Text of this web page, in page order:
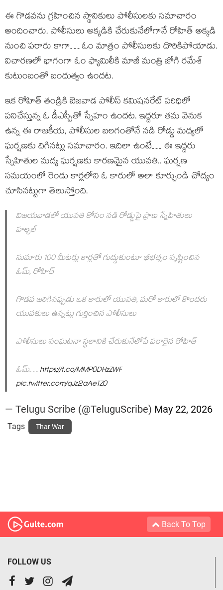
ఈ గొడవను గ్రహించిన స్థానికులు పోలీసులకు సమాచారం
అందించారు. పోలీసులు అక్కడికి చేరుకునేలోగానే రోహిత్ అక్కడి
నుంచి పరారు కాగా… ఓం మాత్రం పోలీసులకు దొరికిపోయాడు.
విచారణలో భాగంగా ఓం ఫ్యామిలీకి మాజీ మంత్రి జోగి రమేశ్
కుటుంబంతో బంధుత్వం ఉందట.
ఇక రోహిత్ తండ్రికి బెజవాడ పోలీస్ కమిషనరేట్ పరిధిలో
పనిచేస్తున్న ఓ డీఎస్పీతో స్నేహం ఉందట. ఇద్దరూ తమ వెనుక
ఉన్న ఈ రాజకీయ, పోలీసుల బలగంతోనే నడి రోడ్డు మధ్యలో
ఘర్షణకు దిగినట్లు సమాచారం. ఇదిలా ఉంటే… ఈ ఇద్దరు
స్నేహితుల మద్య ఘర్షణకు కారణమైన యువతి.. ఘర్షణ
సమయంలో రెండు కార్లలోని ఓ కారులో అలా కూర్చుండి చోద్యం
చూసినట్టుగా తెలుస్తోంది.
విజయవాడలో యువతి కోసం నడి రోడ్డుపై ప్రాణ స్నేహితులు
హల్చల్
సుమారు 100 మీటర్లు కార్లతో గుద్దుకుంటూ భీభత్సం సృష్టించిన
ఓమ్, రోహిత్
గొడవ జరిగినప్పుడు ఒక కారులో యువతి, మరో కారులో కొందరు
యువకులు ఉన్నట్లు గుర్తించిన పోలీసులు
పోలీసులు సంఘటనా స్థలానికి చేరుకునేలోపే పరారైన రోహిత్
ఓమ్…https://t.co/MMP0DHzZWF
pic.twitter.com/qJz2aAeTZ0
— Telugu Scribe (@TeluguScribe) May 22, 2026
Tags Thar War
Back To Top
FOLLOW US